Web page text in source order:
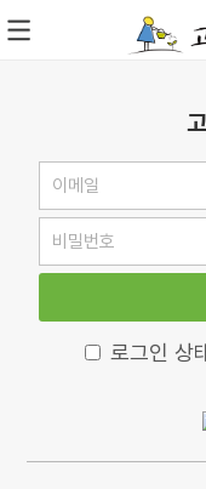
로그인 상